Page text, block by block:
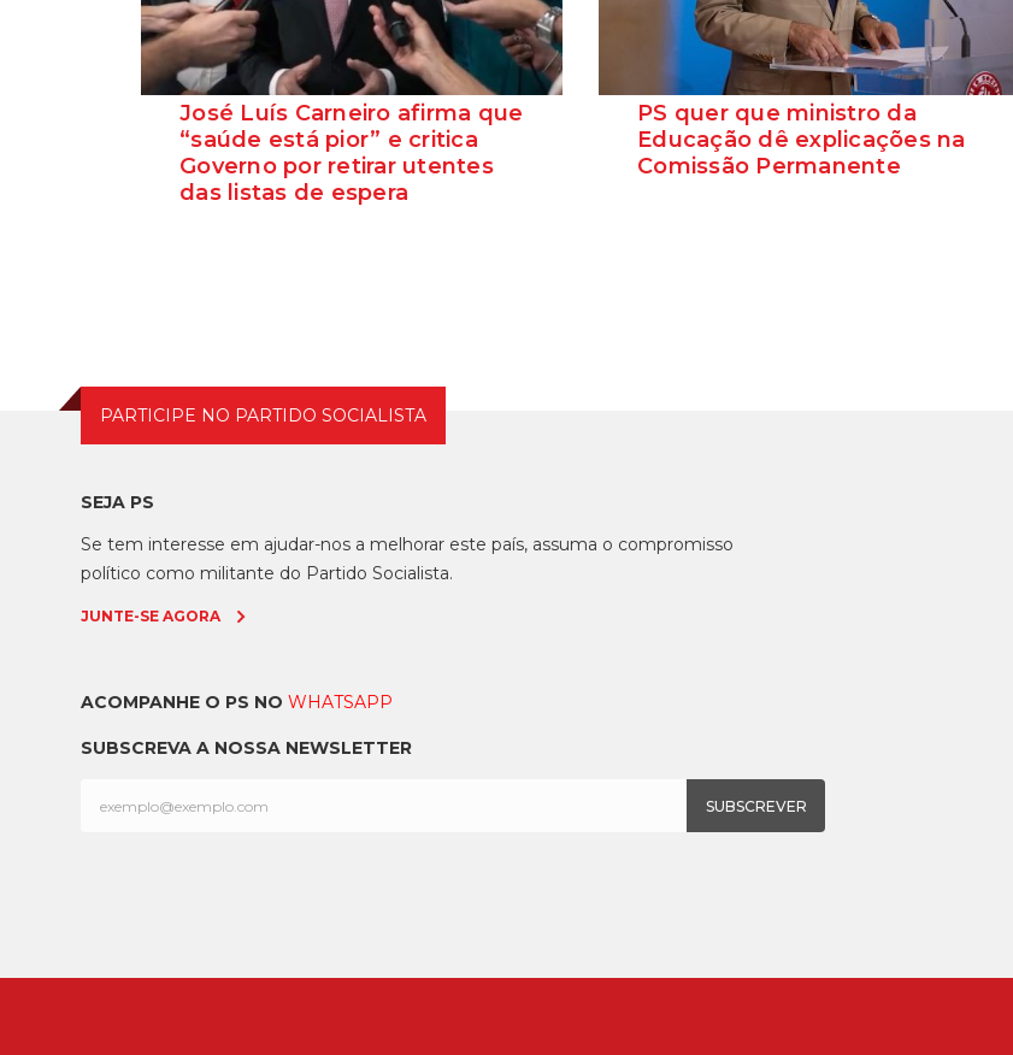
José Luís Carneiro afirma que
“saúde está pior” e critica
Governo por retirar utentes
das listas de espera
PS quer que ministro da
Educação dê explicações na
Comissão Permanente
PARTICIPE NO PARTIDO SOCIALISTA
SEJA PS
Se tem interesse em ajudar-nos a melhorar este país, assuma o compromisso
político como militante do Partido Socialista.
JUNTE-SE AGORA
ACOMPANHE O PS NOWHATSAPP
SUBSCREVA A NOSSA NEWSLETTER